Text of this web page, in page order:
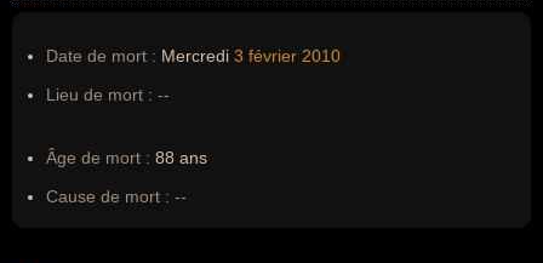
Date de mort : Mercredi 3 février 2010
Lieu de mort : --
Âge de mort : 88 ans
Cause de mort : --